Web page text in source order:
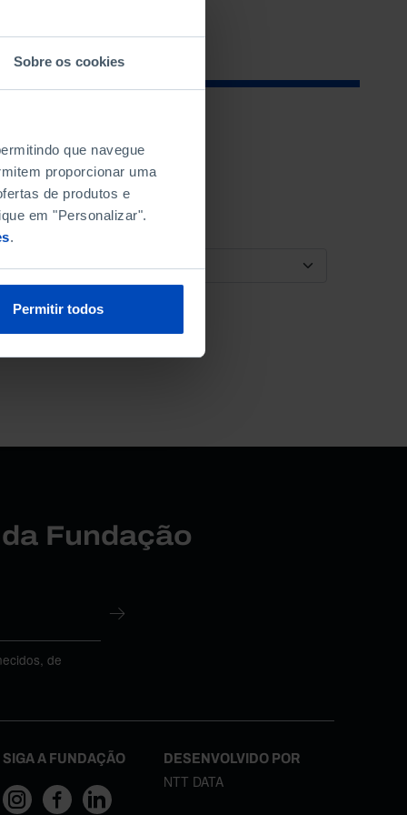
Sobre os cookies
que navegue
proporcionar uma
de produtos e
em "Personalizar".
.
Permitir todos
ORDENAR POR
Fundação
de
SIGA A FUNDAÇÃO DESENVOLVIDO POR
NTT DATA